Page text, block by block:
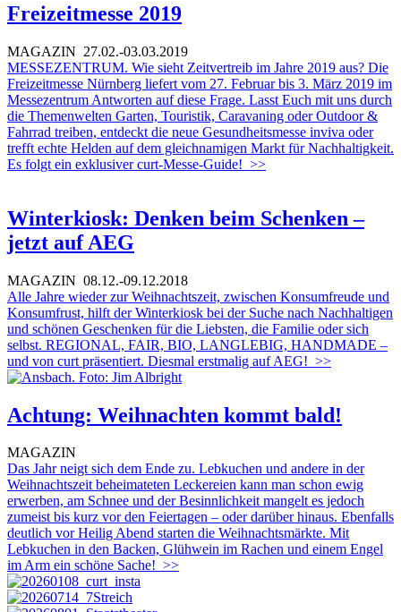
Freizeitmesse 2019
MAGAZIN 27.02.-03.03.2019
MESSEZENTRUM. Wie sieht Zeitvertreib im Jahre 2019 aus? Die
Freizeitmesse Nürnberg liefert vom 27. Februar bis 3. März 2019 im
Messezentrum Antworten auf diese Frage. Lasst Euch mit uns durch
die Themenwelten Garten, Touristik, Caravaning oder Outdoor &
Fahrrad treiben, entdeckt die neue Gesundheitsmesse inviva oder
trefft echte Helden auf dem gleichnamigen Markt für Nachhaltigkeit.
Es folgt ein exklusiver curt-Messe-Guide! >>
Winterkiosk: Denken beim Schenken –
jetzt auf AEG
MAGAZIN 08.12.-09.12.2018
Alle Jahre wieder zur Weihnachtszeit, zwischen Konsumfreude und
Konsumfrust, hilft der Winterkiosk bei der Suche nach Nachhaltigen
und schönen Geschenken für die Liebsten, die Familie oder sich
selbst. REGIONAL, FAIR, BIO, LANGLEBIG, HANDMADE –
und von curt präsentiert. Diesmal erstmalig auf AEG! >>
Achtung: Weihnachten kommt bald!
MAGAZIN
Das Jahr neigt sich dem Ende zu. Lebkuchen und andere in der
Weihnachtszeit beheimateten Leckereien kann man schon ewig
erwerben, am Schnee und der Besinnlichkeit mangelt es jedoch
zumeist bis kurz vor den Feiertagen – oder darüber hinaus. Ebenfalls
deutlich vor Heilig Abend starten die Weihnachtsmärkte. Mit
Lebkuchen in den Backen, Glühwein im Rachen und einem Engel
im Arm ein schöne Sache! >>